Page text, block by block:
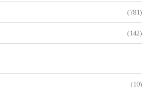
(781)
(142)
(10)